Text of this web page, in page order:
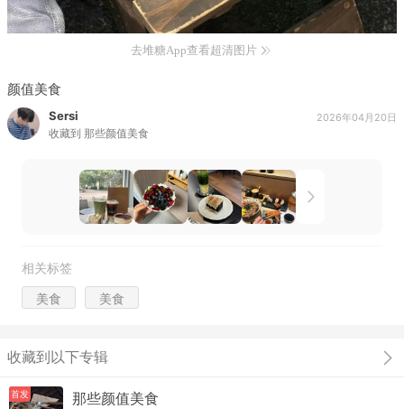
去堆糖App查看超清图片
颜值美食
Sersi
收藏到 那些颜值美食
2026年04月20日
相关标签
美食 美食
收藏到以下专辑
首发 那些颜值美食